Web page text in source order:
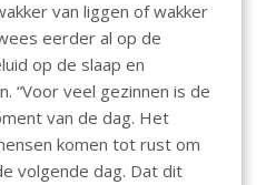
van liggen of wakker
eerder al op de
op de slaap en
“Voor veel gezinnen is de
van de dag. Het
komen tot rust om
volgende dag. Dat dit